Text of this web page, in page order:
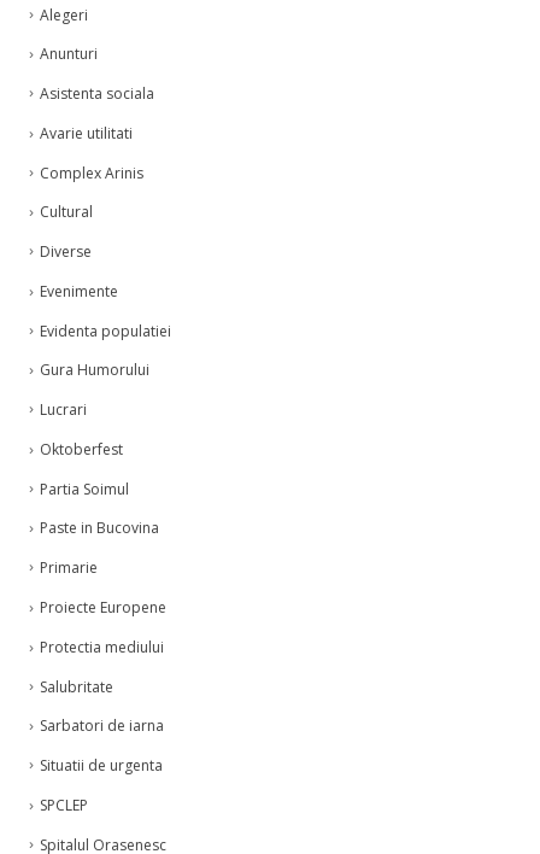
Alegeri
Anunturi
Asistenta sociala
Avarie utilitati
Complex Arinis
Cultural
Diverse
Evenimente
Evidenta populatiei
Gura Humorului
Lucrari
Oktoberfest
Partia Soimul
Paste in Bucovina
Primarie
Proiecte Europene
Protectia mediului
Salubritate
Sarbatori de iarna
Situatii de urgenta
SPCLEP
Spitalul Orasenesc